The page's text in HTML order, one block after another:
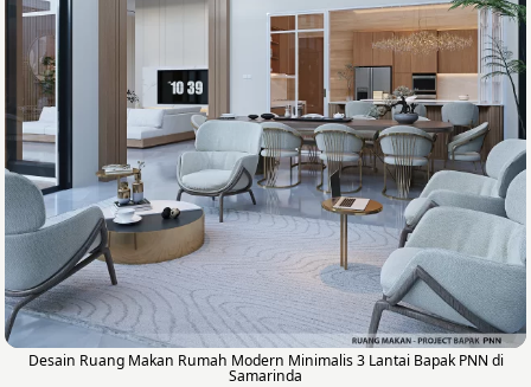
Desain Ruang Makan Rumah Modern Minimalis 3 Lantai Bapak PNN di
Samarinda